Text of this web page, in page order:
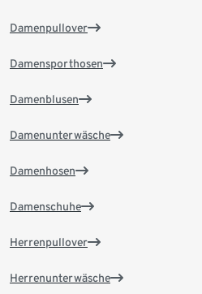
Damenpullover
Damensporthosen
Damenblusen
Damenunterwäsche
Damenhosen
Damenschuhe
Herrenpullover
Herrenunterwäsche